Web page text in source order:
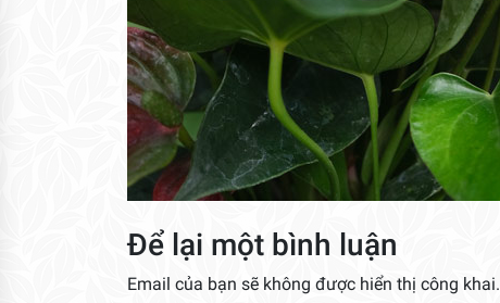
Để lại một bình luận
Email của bạn sẽ không được hiển thị công khai.